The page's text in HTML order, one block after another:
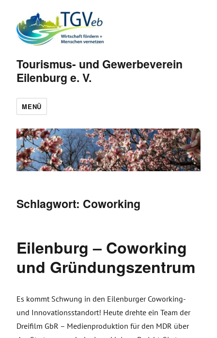
Tourismus- und Gewerbeverein
Eilenburg e. V.
MENÜ
Schlagwort: Coworking
Eilenburg – Coworking
und Gründungszentrum
Es kommt Schwung in den Eilenburger Coworking-
und Innovationsstandort! Heute drehte ein Team der
Dreifilm GbR – Medienproduktion für den MDR über